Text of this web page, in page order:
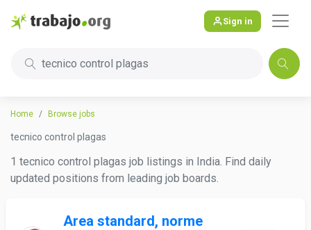
Sign in
tecnico control plagas
Home Browse jobs
tecnico control plagas
1 tecnico control plagas job listings in India. Find daily
updated positions from leading job boards.
Area standard, norme